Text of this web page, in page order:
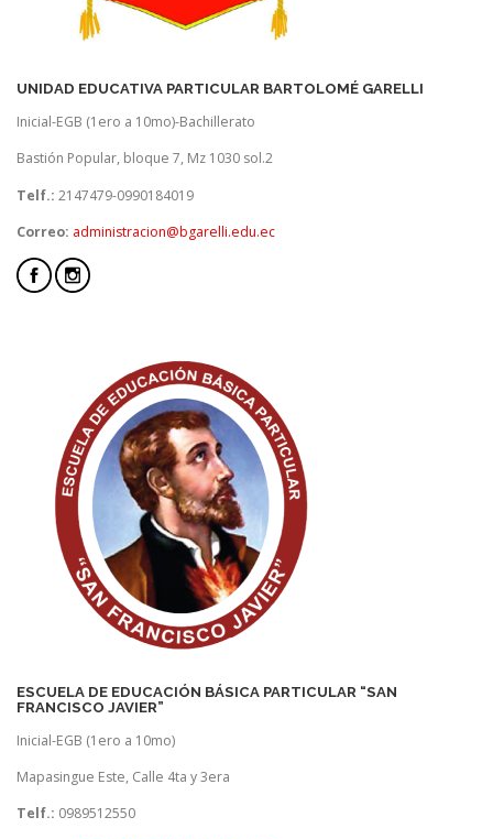
UNIDAD EDUCATIVA PARTICULAR BARTOLOMÉ GARELLI
Inicial-EGB (1ero a 10mo)-Bachillerato
Bastión Popular, bloque 7, Mz 1030 sol.2
Telf.: 2147479-0990184019
Correo: administracion@bgarelli.edu.ec
ESCUELA DE EDUCACIÓN BÁSICA PARTICULAR “SAN
FRANCISCO JAVIER”
Inicial-EGB (1ero a 10mo)
Mapasingue Este, Calle 4ta y 3era
Telf.: 0989512550